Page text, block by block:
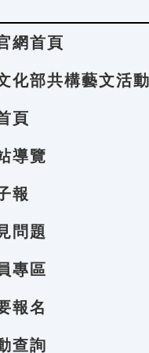
網首頁
化部共構藝文活
頁
導覽
報
問題
專區
報名
查詢